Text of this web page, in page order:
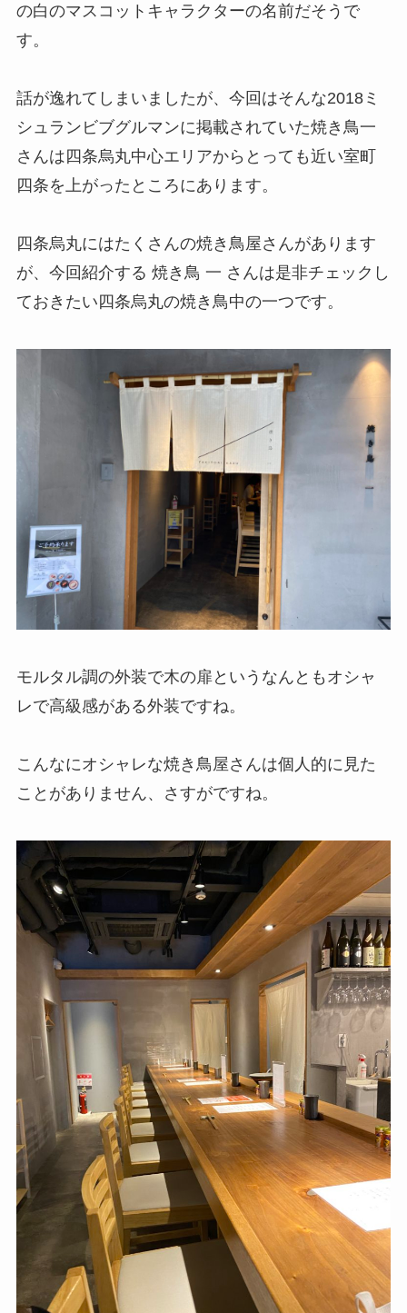
の白のマスコットキャラクターの名前だそうで
す。
話が逸れてしまいましたが、今回はそんな2018ミ
シュランビブグルマンに掲載されていた焼き鳥一
さんは四条烏丸中心エリアからとっても近い室町
四条を上がったところにあります。
四条烏丸にはたくさんの焼き鳥屋さんがあります
が、今回紹介する 焼き鳥 一 さんは是非チェックし
ておきたい四条烏丸の焼き鳥中の一つです。
モルタル調の外装で木の扉というなんともオシャ
レで高級感がある外装ですね。
こんなにオシャレな焼き鳥屋さんは個人的に見た
ことがありません、さすがですね。